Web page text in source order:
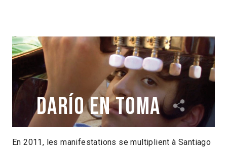
Darío en toma
José María Oñate Chili 2014
1h33
En 2011, les manifestations se multiplient à Santiago